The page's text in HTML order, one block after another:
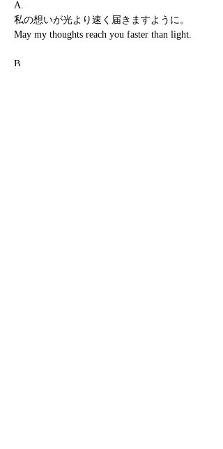
A.
私の想いが光より速く届きますように。
May my thoughts reach you faster than light.
B.